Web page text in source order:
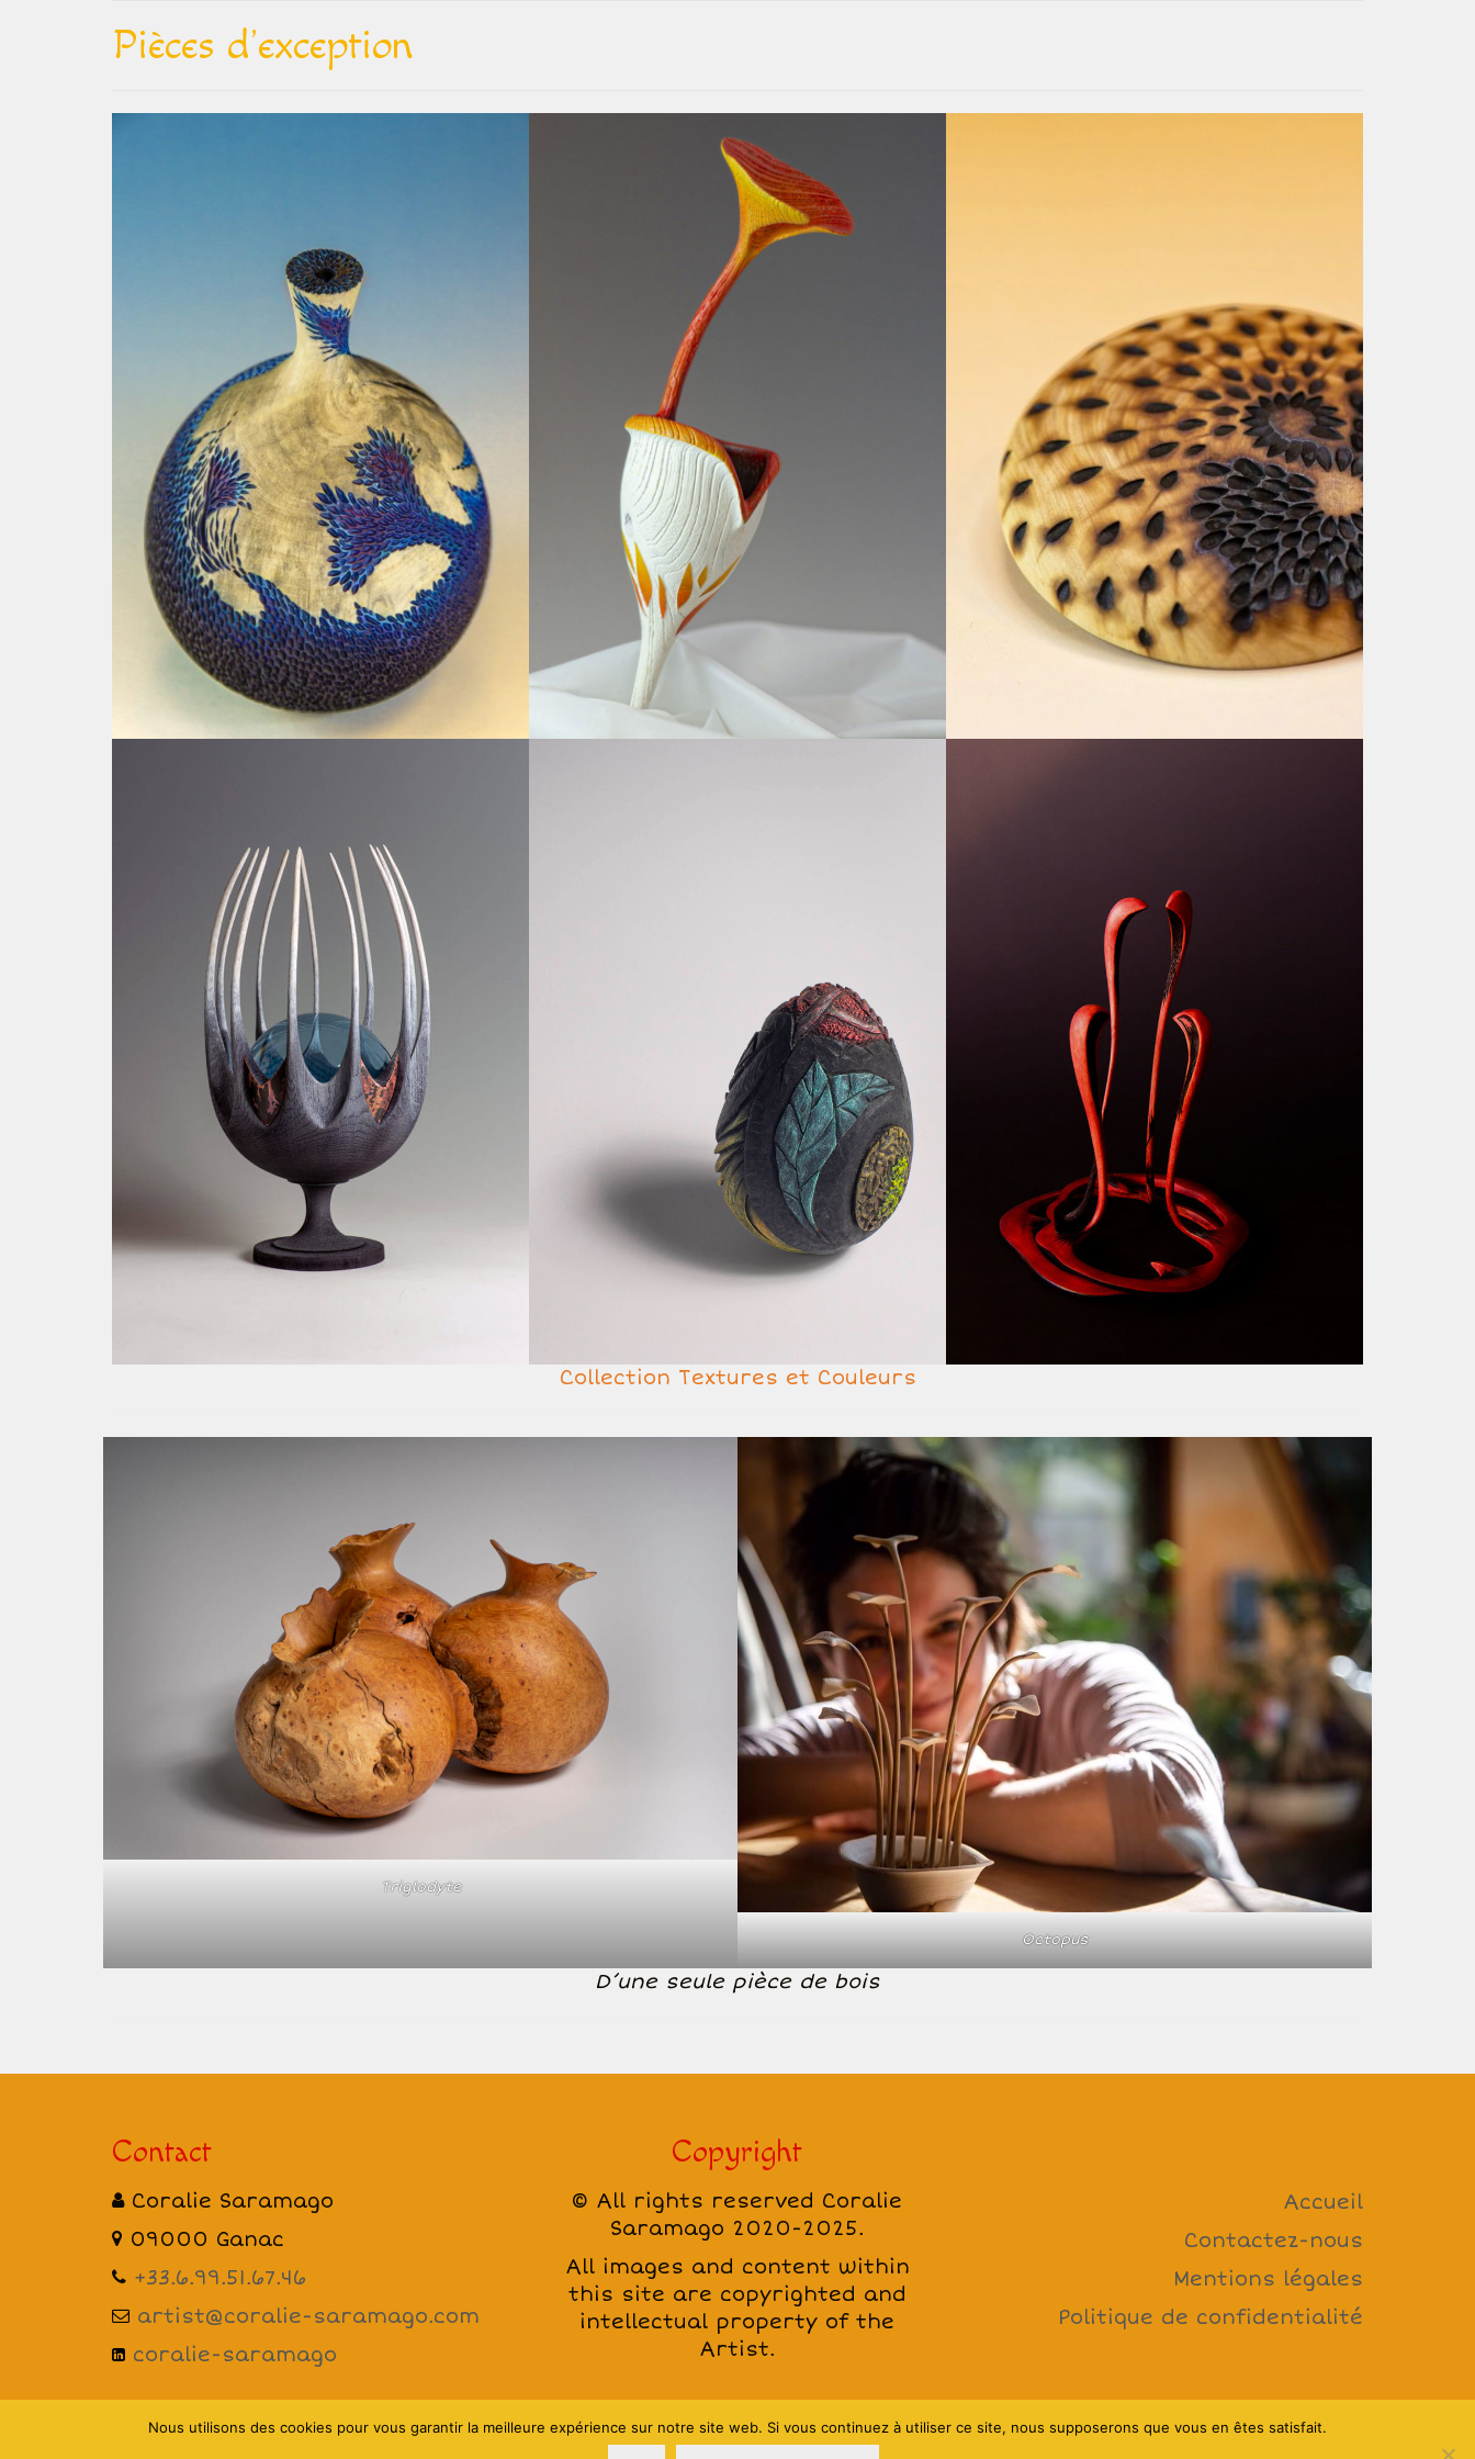
Pièces d’exception
Collection Textures et Couleurs
Triglodyte
Octopus
D’une seule pièce de bois
Contact
Coralie Saramago
09000 Ganac
+33.6.99.51.67.46
artist@coralie-saramago.com
coralie-saramago
Copyright
© All rights reserved Coralie
Saramago 2020-2025.
All images and content within
this site are copyrighted and
intellectual property of the
Artist.
Accueil
Contactez-nous
Mentions légales
Politique de confidentialité
Nous utilisons des cookies pour vous garantir la meilleure expérience sur notre site web. Si vous continuez à utiliser ce site, nous supposerons que vous en êtes satisfait.